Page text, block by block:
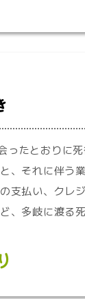
ったとおりに
、それに伴う
支払い、クレ
、多岐に渡る